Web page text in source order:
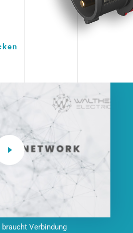
Verbindung